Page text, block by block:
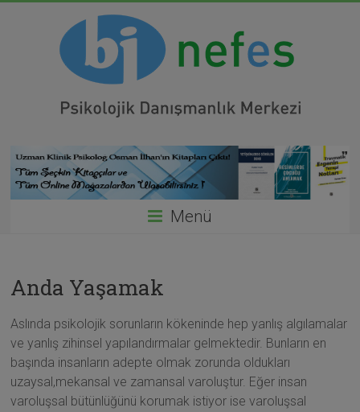
Menü
Anda Yaşamak
Aslında psikolojik sorunların kökeninde hep yanlış algılamalar
ve yanlış zihinsel yapılandırmalar gelmektedir. Bunların en
başında insanların adepte olmak zorunda oldukları
uzaysal,mekansal ve zamansal varoluştur. Eğer insan
varoluşsal bütünlüğünü korumak istiyor ise varoluşsal
modal-check